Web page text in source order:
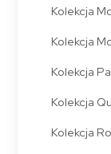
Kolekcja
Kolekcja
Kolekcja
Kolekcja
Kolekcja